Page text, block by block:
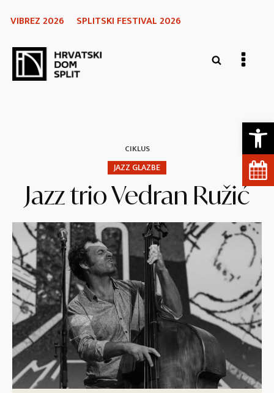
VIBREZ 2026 SPLITSKI FESTIVAL 2026
CIKLUS
JAZZ GLAZBE
Jazz trio Vedran Ružić